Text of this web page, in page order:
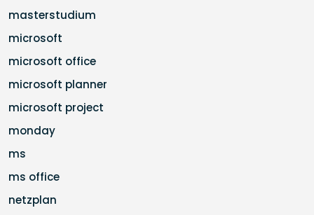
masterstudium
microsoft
microsoft office
microsoft planner
microsoft project
monday
ms
ms office
netzplan